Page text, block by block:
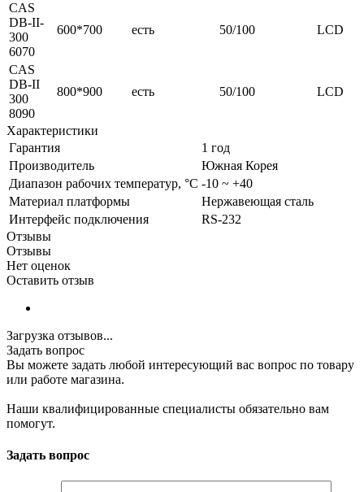
CAS
DB-II-
300
6070
600*700 есть 50/100 LCD
CAS
DB-II
300
8090
800*900 есть 50/100 LCD
Характеристики
Гарантия
1 год
Производитель
Южная Корея
Диапазон рабочих температур, °С -10 ~ +40
Материал платформы
Нержавеющая сталь
Интерфейс подключения
RS-232
Отзывы
Отзывы
Нет оценок
Оставить отзыв
Загрузка отзывов...
Задать вопрос
Вы можете задать любой интересующий вас вопрос по товару
или работе магазина.
Наши квалифицированные специалисты обязательно вам
помогут.
Задать вопрос